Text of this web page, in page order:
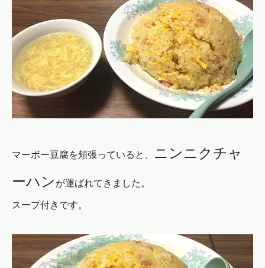
マーボー豆腐を頬張っていると、 ニンニクチャ
ーハンが運ばれてきました。
スープ付きです。